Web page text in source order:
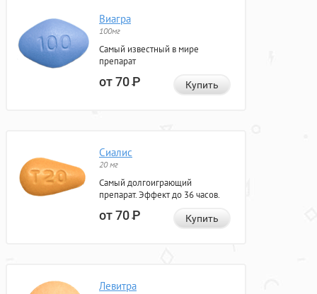
Виагра
100мг
Самый известный в мире
препарат
от 70Р Купить
Сиалис
20 мг
Самый долгоиграющий
препарат. Эффект до 36 часов.
от 70Р Купить
Левитра